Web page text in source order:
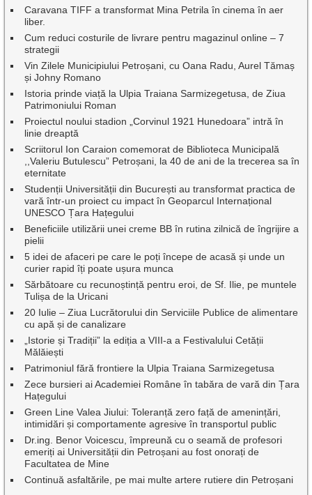
Caravana TIFF a transformat Mina Petrila în cinema în aer
liber.
Cum reduci costurile de livrare pentru magazinul online – 7
strategii
Vin Zilele Municipiului Petroșani, cu Oana Radu, Aurel Tămaș
și Johny Romano
Istoria prinde viață la Ulpia Traiana Sarmizegetusa, de Ziua
Patrimoniului Roman
Proiectul noului stadion „Corvinul 1921 Hunedoara” intră în
linie dreaptă
Scriitorul Ion Caraion comemorat de Biblioteca Municipală
,,Valeriu Butulescu” Petroșani, la 40 de ani de la trecerea sa în
eternitate
Studenții Universității din București au transformat practica de
vară într-un proiect cu impact în Geoparcul Internațional
UNESCO Țara Hațegului
Beneficiile utilizării unei creme BB în rutina zilnică de îngrijire a
pielii
5 idei de afaceri pe care le poți începe de acasă și unde un
curier rapid îți poate ușura munca
Sărbătoare cu recunoștință pentru eroi, de Sf. Ilie, pe muntele
Tulișa de la Uricani
20 Iulie – Ziua Lucrătorului din Serviciile Publice de alimentare
cu apă și de canalizare
„Istorie și Tradiții” la ediția a VIII-a a Festivalului Cetății
Mălăiești
Patrimoniul fără frontiere la Ulpia Traiana Sarmizegetusa
Zece bursieri ai Academiei Române în tabăra de vară din Țara
Hațegului
Green Line Valea Jiului: Toleranță zero față de amenințări,
intimidări și comportamente agresive în transportul public
Dr.ing. Benor Voicescu, împreună cu o seamă de profesori
emeriți ai Universității din Petroșani au fost onorați de
Facultatea de Mine
Continuă asfaltările, pe mai multe artere rutiere din Petroșani